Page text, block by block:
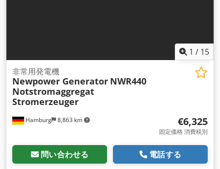
パン WHG準拠 溶接密閉された滑り止め鋼板床（周囲50mm以
上の立上りあり） その他多機能搭載…… 特別仕様：商用電源と
の並列運転が可能！！！
高さ）：2170X930X1450mm 重量: 972 kg ディーゼルタン
ク：95L（外部タンク接続可能） 100% 負荷 約 6.5 l/h 75%負
荷 約4.8 /h Dsdpfsvy Awgex Aliowa 50%負荷 約3.4 l/h
1 / 15
Hamburg 8,863 km
非常用発電機
Newpower Generator NWR440
Notstromaggregat
Stromerzeuger
€6,325
固定価格 消費税別
問い合わせる 電話する